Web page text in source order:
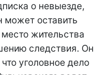
о невыезде,
может оставить
жительства
следствия. Он
уголовное дело